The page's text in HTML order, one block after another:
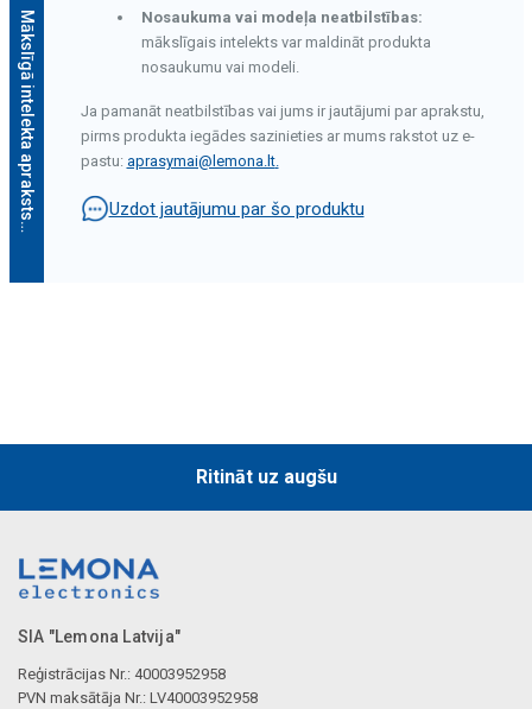
Mākslīgā intelekta apraksts
Mākslīgā intelekta apraksts
Mākslīgā intelekta apraksts
Nosaukuma vai modeļa neatbilstības:
mākslīgais intelekts var maldināt produkta
nosaukumu vai modeli.
Ja pamanāt neatbilstības vai jums ir jautājumi par aprakstu,
pirms produkta iegādes sazinieties ar mums rakstot uz e-
pastu: aprasymai@lemona.lt.
Uzdot jautājumu par šo produktu
Ritināt uz augšu
SIA "Lemona Latvija"
Reģistrācijas Nr.: 40003952958
PVN maksātāja Nr.: LV40003952958